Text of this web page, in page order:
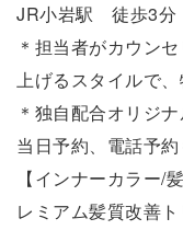
JR小岩駅 徒歩3分
＊担当者がカウン
上げるスタイルで
＊独自配合オリジ
当日予約、電話予約
【インナーカラー/
レミアム髪質改善